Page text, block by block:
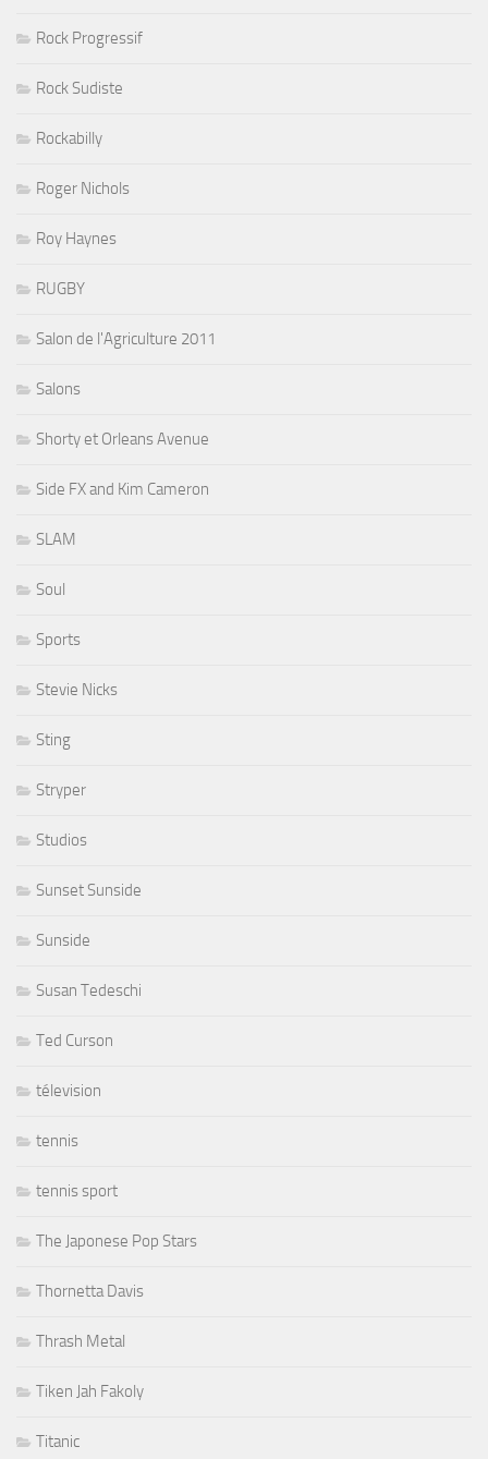
Rock Progressif
Rock Sudiste
Rockabilly
Roger Nichols
Roy Haynes
RUGBY
Salon de l'Agriculture 2011
Salons
Shorty et Orleans Avenue
Side FX and Kim Cameron
SLAM
Soul
Sports
Stevie Nicks
Sting
Stryper
Studios
Sunset Sunside
Sunside
Susan Tedeschi
Ted Curson
télevision
tennis
tennis sport
The Japonese Pop Stars
Thornetta Davis
Thrash Metal
Tiken Jah Fakoly
Titanic